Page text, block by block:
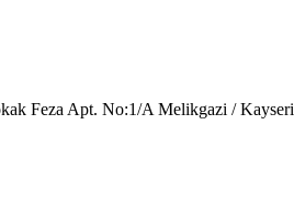
Feza Apt. No:1/A Melikgazi / Kayseri